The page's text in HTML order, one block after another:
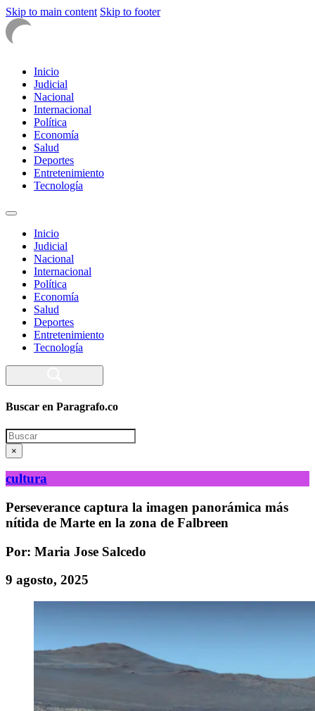
Skip to main content Skip to footer
Inicio
Judicial
Nacional
Internacional
Política
Economía
Salud
Deportes
Entretenimiento
Tecnología
Inicio
Judicial
Nacional
Internacional
Política
Economía
Salud
Deportes
Entretenimiento
Tecnología
Buscar en Paragrafo.co
Search
×
cultura
Perseverance captura la imagen panorámica más
nítida de Marte en la zona de Falbreen
Por: Maria Jose Salcedo
9 agosto, 2025